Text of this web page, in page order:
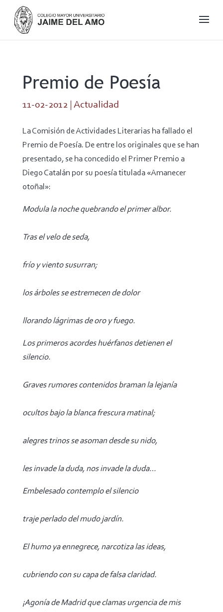
Premio de Poesía
11-02-2012| Actualidad
La Comisión de Actividades Literarias ha fallado el
Premio de Poesía. De entre los originales que se han
presentado, se ha concedido el Primer Premio a
Diego Catalán por su poesía titulada «Amanecer
otoñal»:
Modula la noche quebrando el primer albor.
Tras el velo de seda,
frío y viento susurran;
los árboles se estremecen de dolor
llorando lágrimas de oro y fuego.
Los primeros acordes huérfanos detienen el
silencio.
Graves rumores contenidos braman la lejanía
ocultos bajo la blanca frescura matinal;
alegres trinos se asoman desde su nido,
les invade la duda, nos invade la duda…
Embelesado contemplo el silencio
traje perlado del mudo jardín.
El humo ya ennegrece, narcotiza las ideas,
cubriendo con su capa de falsa claridad.
¡Agonía de Madrid que clamas urgencia de mis